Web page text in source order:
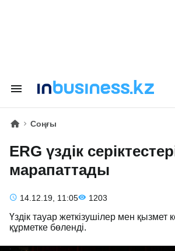
Соңғы
ERG үздік
марапаттады
14.12.19, 11:05 1203
Үздік тауар жеткізушілер мен қызмет
құрметке бөленді.